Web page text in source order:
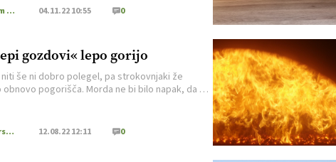
Turizem na podezelju 04.11.22 10:55 0
gozdovi« lepo gorijo
niti še ni dobro polegel, pa strokovnjaki že
obnovo pogorišča. Morda ne bi bilo napak, da ob
Gozdarstvo 12.08.22 12:11 0